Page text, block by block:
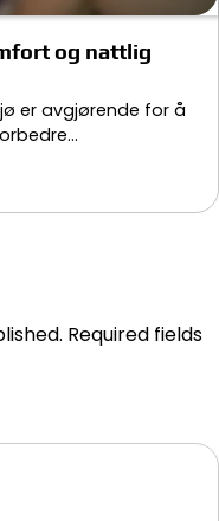
og nattlig
er avgjørende for å
Required fields